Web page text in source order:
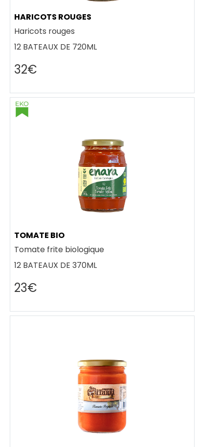
HARICOTS ROUGES
Haricots rouges
12 BATEAUX DE 720ML
32€
TOMATE BIO
Tomate frite biologique
12 BATEAUX DE 370ML
23€